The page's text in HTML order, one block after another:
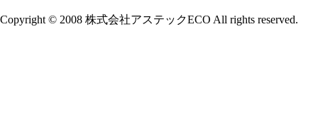
Copyright © 2008 株式会社アステックECO All rights reserved.